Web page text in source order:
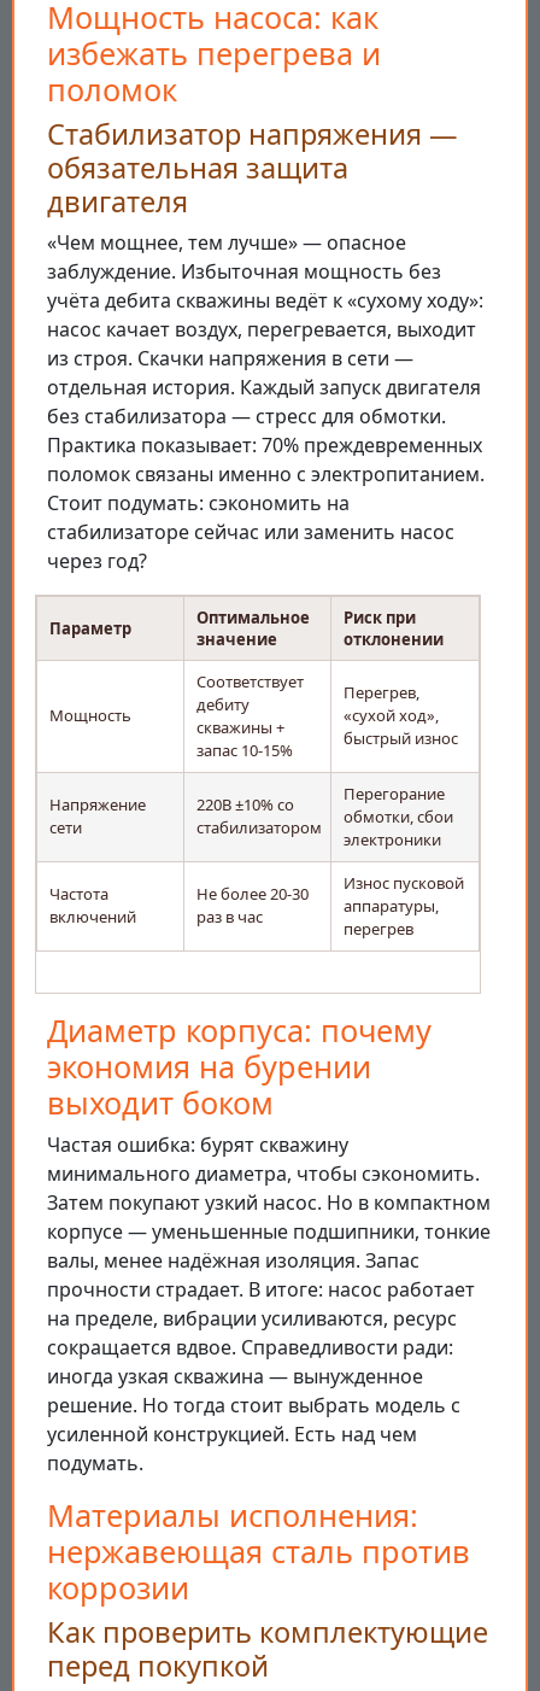
Мощность насоса: как
избежать перегрева и
поломок
Стабилизатор напряжения —
обязательная защита
двигателя
«Чем мощнее, тем лучше» — опасное
заблуждение. Избыточная мощность без
учёта дебита скважины ведёт к «сухому ходу»:
насос качает воздух, перегревается, выходит
из строя. Скачки напряжения в сети —
отдельная история. Каждый запуск двигателя
без стабилизатора — стресс для обмотки.
Практика показывает: 70% преждевременных
поломок связаны именно с электропитанием.
Стоит подумать: сэкономить на
стабилизаторе сейчас или заменить насос
через год?
Параметр
Оптимальное
значение
Риск при
отклонении
Мощность
Соответствует
дебиту
скважины +
запас 10-15%
Перегрев,
«сухой ход»,
быстрый износ
Напряжение
сети
220В ±10% со
стабилизатором
Перегорание
обмотки, сбои
электроники
Частота
включений
Не более 20-30
раз в час
Износ пусковой
аппаратуры,
перегрев
Диаметр корпуса: почему
экономия на бурении
выходит боком
Частая ошибка: бурят скважину
минимального диаметра, чтобы сэкономить.
Затем покупают узкий насос. Но в компактном
корпусе — уменьшенные подшипники, тонкие
валы, менее надёжная изоляция. Запас
прочности страдает. В итоге: насос работает
на пределе, вибрации усиливаются, ресурс
сокращается вдвое. Справедливости ради:
иногда узкая скважина — вынужденное
решение. Но тогда стоит выбрать модель с
усиленной конструкцией. Есть над чем
подумать.
Материалы исполнения:
нержавеющая сталь против
коррозии
Как проверить комплектующие
перед покупкой